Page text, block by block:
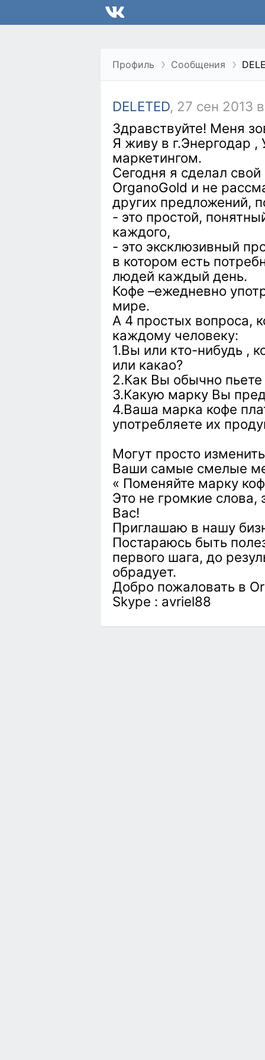
Профиль Сообщения
DELETED, 27 сен 2013
Здравствуйте! Меня
Я живу в г.Энергодар
маркетингом.
Сегодня я сделал
OrganoGold и не
других предложений,
- это простой,
каждого,
- это эксклюзивный
в котором есть
людей каждый день.
Кофе –ежедневно
мире.
А 4 простых вопроса,
каждому человеку:
1.Вы или кто-нибудь ,
или какао?
2.Как Вы обычно
3.Какую марку Вы
4.Ваша марка кофе
употребляете их
Могут просто
Ваши самые смелые
« Поменяйте марку
Это не громкие слова,
Вас!
Приглашаю в нашу
Постараюсь быть
первого шага, до
обрадует.
Добро пожаловать в
Skype : avriel88